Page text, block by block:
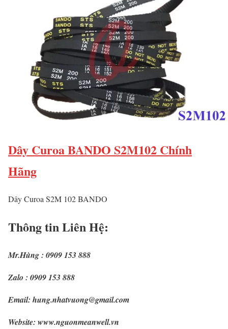
Dây Curoa BANDO S2M102 Chính
Hãng
Dây Curoa S2M 102 BANDO
Thông tin Liên Hệ:
Mr.Hùng : 0909 153 888
Zalo : 0909 153 888
Email: hung.nhatvuong@gmail.com
Website: www.nguonmeanwell.vn